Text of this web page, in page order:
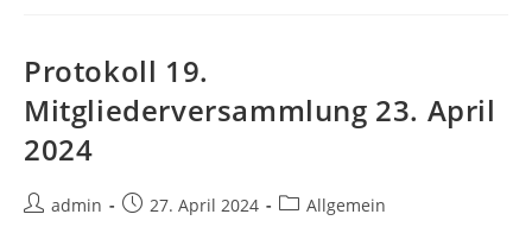
Protokoll 19.
Mitgliederversammlung 23. April
2024
Postadmin
Post27. April 2024
PostAllgemein